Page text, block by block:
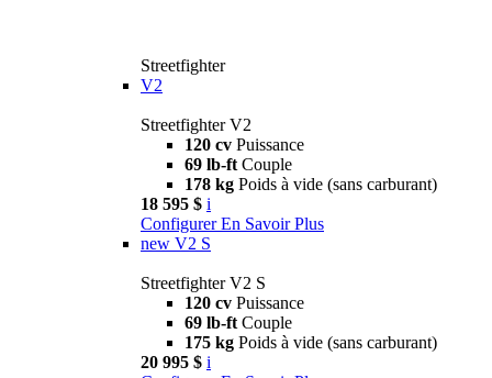
Streetfighter
V2
Streetfighter V2
120 cv Puissance
69 lb-ft Couple
178 kg Poids à vide (sans carburant)
18 595 $ i
Configurer En Savoir Plus
new V2 S
Streetfighter V2 S
120 cv Puissance
69 lb-ft Couple
175 kg Poids à vide (sans carburant)
20 995 $ i